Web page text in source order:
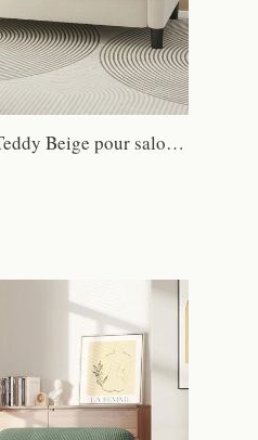
Canapé 3 Places en Velours Teddy Beige pour salon,Canapé Moderne Scandinave avec trois coussins,pieds en bois,193×78×85CM